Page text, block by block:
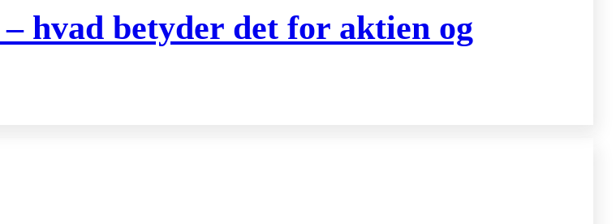
hvad betyder det for aktien og